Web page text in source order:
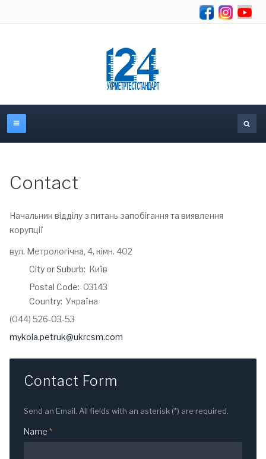
Contact
Начальник відділу з питань запобігання та виявлення
корупції
Address:
вул. Метрологічна, 4, кімн. 402
City or Suburb: Київ
Postal Code: 03143
Country: Україна
Phone:
(044) 526-03-53
Email:
mykola.petruk@ukrcsm.com
Contact Form
Send an Email. All fields with an asterisk (*) are required.
Name *